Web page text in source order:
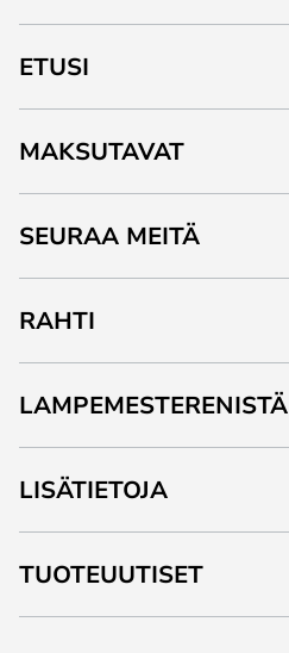
ETUSI
MAKSUTAVAT
SEURAA MEITÄ
RAHTI
LAMPEMESTERENISTÄ
LISÄTIETOJA
TUOTEUUTISET